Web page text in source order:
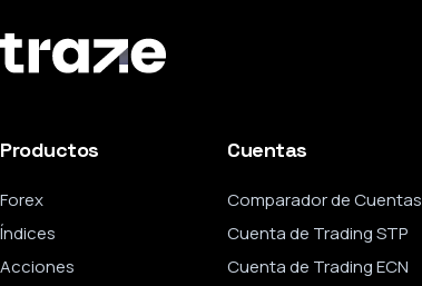
Productos
Forex
Índices
Acciones
Cuentas
Comparador de Cuentas
Cuenta de Trading STP
Cuenta de Trading ECN